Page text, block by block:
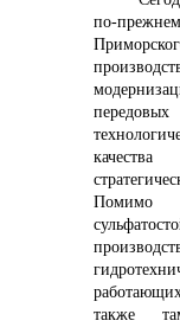
по-
Помимо
также